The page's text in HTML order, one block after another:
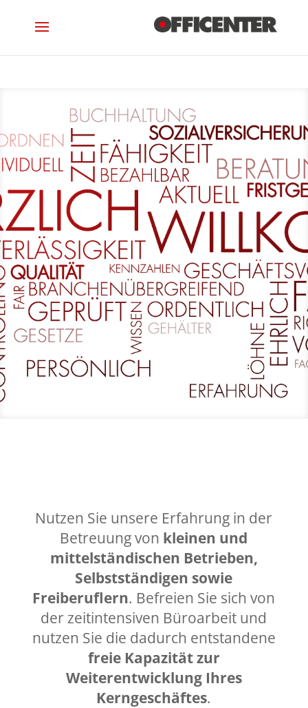
Nutzen Sie unsere Erfahrung in der
Betreuung von kleinen und
mittelständischen Betrieben,
Selbstständigen sowie
Freiberuflern. Befreien Sie sich von
der zeitintensiven Büroarbeit und
nutzen Sie die dadurch entstandene
freie Kapazität zur
Weiterentwicklung Ihres
Kerngeschäftes.